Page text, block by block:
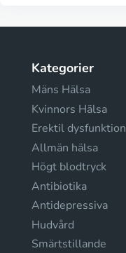
Kategorier
Mäns Hälsa
Kvinnors Hälsa
Erektil dysfunktion
Allmän hälsa
Högt blodtryck
Antibiotika
Antidepressiva
Hudvård
Smärtstillande